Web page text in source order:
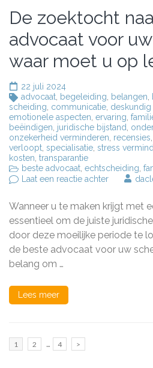
De zoektocht
advocaat voor
waar moet u op
22 juli 2024
advocaat begeleiding belangen
scheiding communicatie deskundig
emotionele aspecten ervaring
beëindigen juridische bijstand
onzekerheid verminderen recensies
verloopt specialisatie stress
kosten transparantie
beste advocaat echtscheiding
Laat een reactie achterop
naar
de
beste
advocaat
voor
Wanneer u te maken krijgt met
essentieel om de juiste
door deze moeilijke periode te
de beste advocaat voor uw
belang om …
Lees meer
Berichten
Pagina
1 Pagina
2 … Pagina
4 >